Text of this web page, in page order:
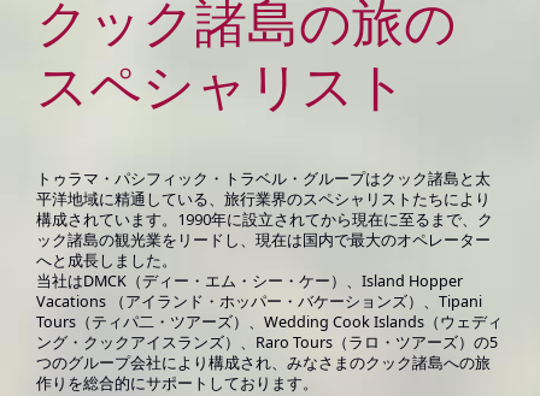
クック諸島の旅の
スペシャリスト
トゥラマ・パシフィック・トラベル・グループはクック諸島と太
平洋地域に精通している、旅行業界のスペシャリストたちにより
構成されています。1990年に設立されてから現在に至るまで、ク
ック諸島の観光業をリードし、現在は国内で最大のオペレーター
へと成長しました。
当社はDMCK （ディー・エム・シー・ケー）、 Island Hopper
Vacations
（アイランド・ホッパー・バケーションズ）、 Tipani
Tours （ティパ二・ツアーズ）、 Wedding Cook Islands （ウェディ
ング・クックアイスランズ）、 Raro Tours （ラロ・ツアーズ）の5
つのグループ会社により構成され、みなさまのクック諸島への旅
作りを総合的にサポートしております。